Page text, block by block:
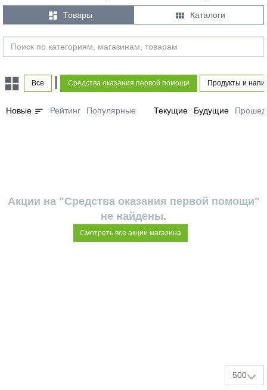
 Товары  Каталоги
Все Средства оказания первой помощи Продукты и
Новые sort Рейтинг Популярные Текущие Будущие
Акции на "Средства оказания первой помощи"
не найдены.
Смотреть все акции магазина
500